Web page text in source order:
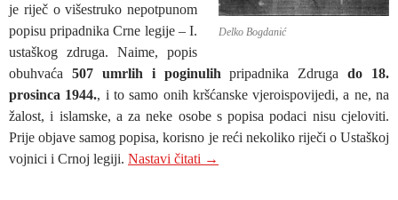
Delko Bogdanić
je riječ o višestruko nepotpunom
popisu pripadnika Crne legije – I.
ustaškog zdruga. Naime, popis
obuhvaća 507 umrlih i poginulih pripadnika Zdrugado 18.
prosinca 1944., i to samo onih kršćanske vjeroispovijedi, a ne, na
žalost, i islamske, a za neke osobe s popisa podaci nisu cjeloviti.
Prije objave samog popisa, korisno je reći nekoliko riječi o Ustaškoj
vojnici i Crnoj legiji. Nastavi čitati I. STAJAĆI DJELATNI
→